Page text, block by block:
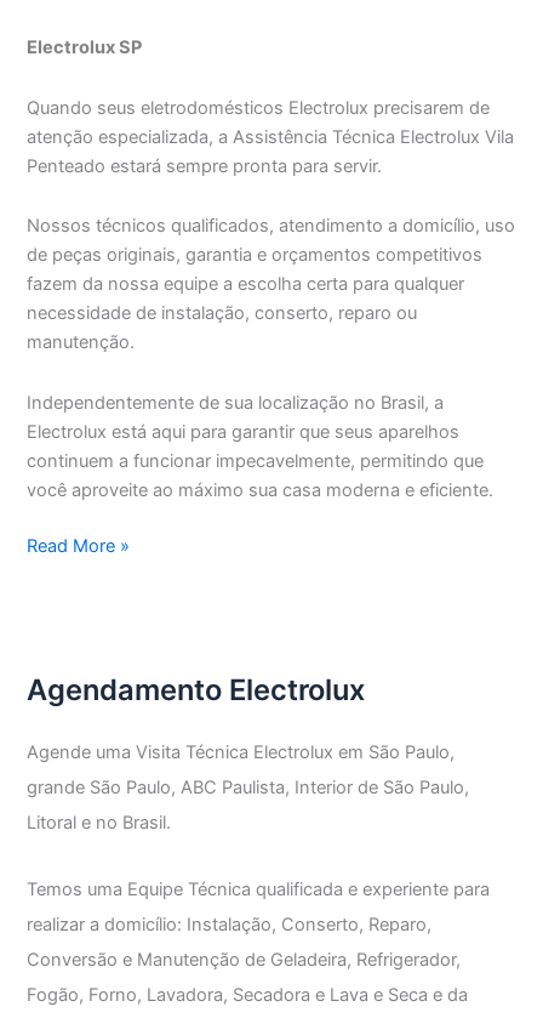
Electrolux SP
Quando seus eletrodomésticos Electrolux precisarem de
atenção especializada, a Assistência Técnica Electrolux Vila
Penteado estará sempre pronta para servir.
Nossos técnicos qualificados, atendimento a domicílio, uso
de peças originais, garantia e orçamentos competitivos
fazem da nossa equipe a escolha certa para qualquer
necessidade de instalação, conserto, reparo ou
manutenção.
Independentemente de sua localização no Brasil, a
Electrolux está aqui para garantir que seus aparelhos
continuem a funcionar impecavelmente, permitindo que
você aproveite ao máximo sua casa moderna e eficiente.
Assistência
Read More »
Agendamento Electrolux
Agende uma Visita Técnica Electrolux em São Paulo,
grande São Paulo, ABC Paulista, Interior de São Paulo,
Litoral e no Brasil.
Temos uma Equipe Técnica qualificada e experiente para
realizar a domicílio: Instalação, Conserto, Reparo,
Conversão e Manutenção de Geladeira, Refrigerador,
Fogão, Forno, Lavadora, Secadora e Lava e Seca e da